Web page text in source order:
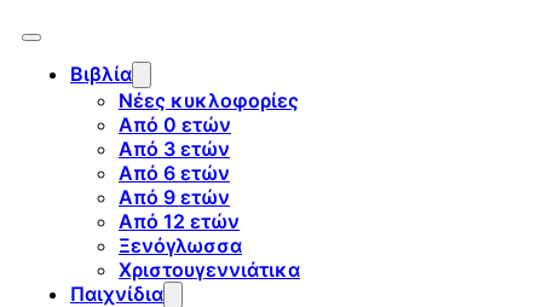
Βιβλία
Νέες κυκλοφορίες
Από 0 ετών
Από 3 ετών
Από 6 ετών
Από 9 ετών
Από 12 ετών
Ξενόγλωσσα
Χριστουγεννιάτικα
Παιχνίδια